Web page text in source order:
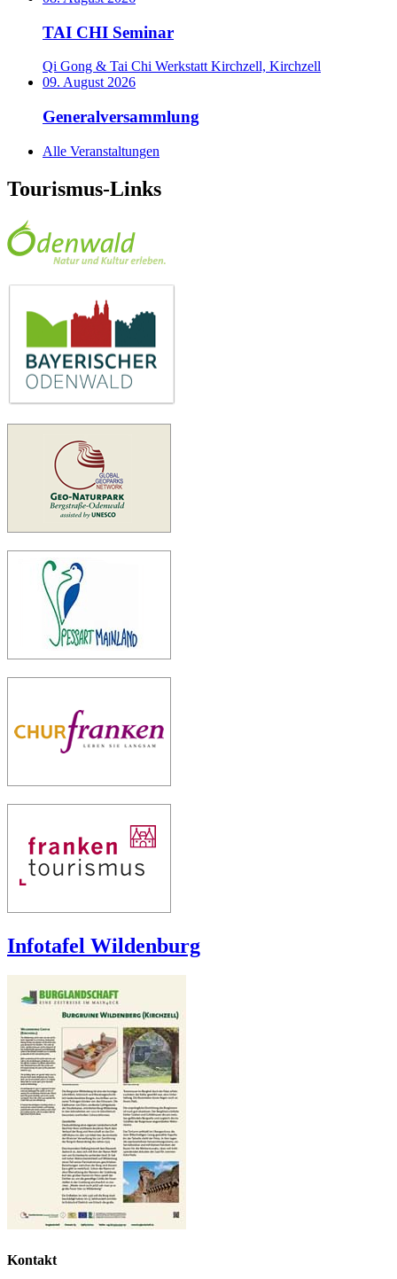
TAI CHI Seminar
Qi Gong & Tai Chi Werkstatt Kirchzell, Kirchzell
09. August 2026
Generalversammlung
Alle Veranstaltungen
Tourismus-Links
Infotafel Wildenburg
Kontakt